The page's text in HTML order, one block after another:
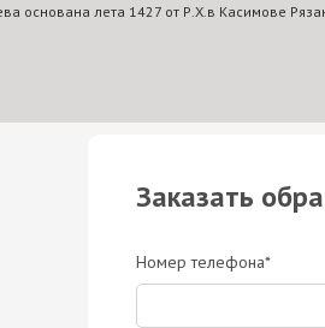
основана лета 1427 от Р.Х.в Касимове
Заказать
Номер телефона*